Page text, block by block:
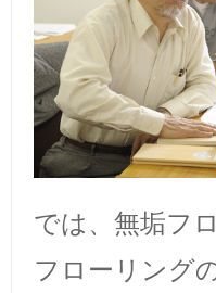
では、無垢フ
フローリング